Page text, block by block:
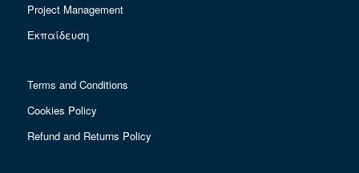
Project Management
Εκπαίδευση
Terms and Conditions
Cookies Policy
Refund and Returns Policy